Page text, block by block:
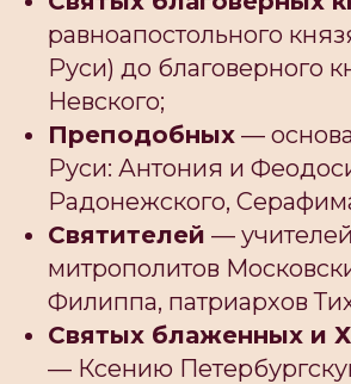
равноапостольного
Руси) до благоверного
Невского;
Преподобных —
Руси: Антония и
Радонежского,
Святителей —
митрополитов
Филиппа, патриархов
Святых блаженных и
— Ксению